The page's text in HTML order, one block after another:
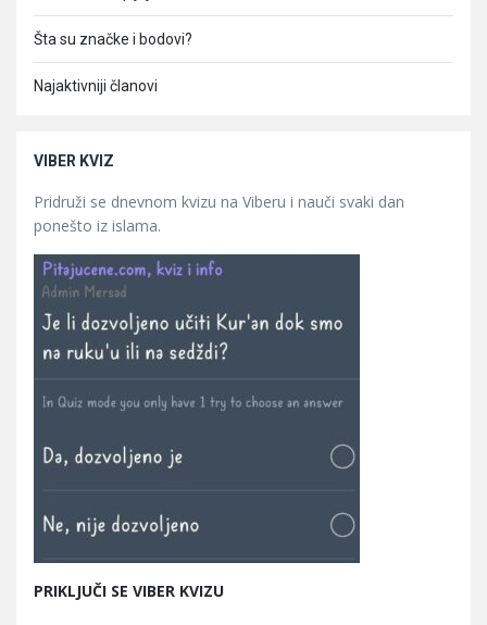
Šta su značke i bodovi?
Najaktivniji članovi
VIBER KVIZ
Pridruži se dnevnom kvizu na Viberu i nauči svaki dan
ponešto iz islama.
PRIKLJUČI SE VIBER KVIZU